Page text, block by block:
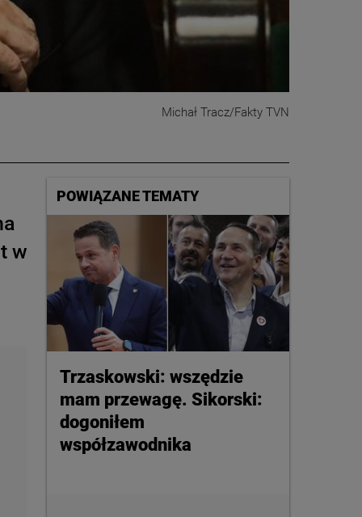
Michał Tracz/Fakty TVN
w
POWIĄZANE TEMATY
Trzaskowski: wszędzie
mam przewagę. Sikorski:
dogoniłem
współzawodnika